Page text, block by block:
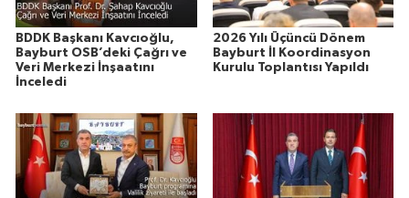
BDDK Başkanı Kavcıoğlu,
Bayburt OSB’deki Çağrı ve
Veri Merkezi İnşaatını
İnceledi
2026 Yılı Üçüncü Dönem
Bayburt İl Koordinasyon
Kurulu Toplantısı Yapıldı